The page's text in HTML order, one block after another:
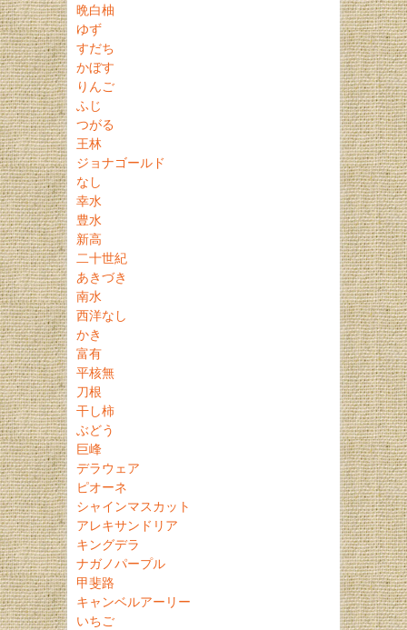
晩白柚
ゆず
すだち
かぼす
りんご
ふじ
つがる
王林
ジョナゴールド
なし
幸水
豊水
新高
二十世紀
あきづき
南水
西洋なし
かき
富有
平核無
刀根
干し柿
ぶどう
巨峰
デラウェア
ピオーネ
シャインマスカット
アレキサンドリア
キングデラ
ナガノパープル
甲斐路
キャンベルアーリー
いちご